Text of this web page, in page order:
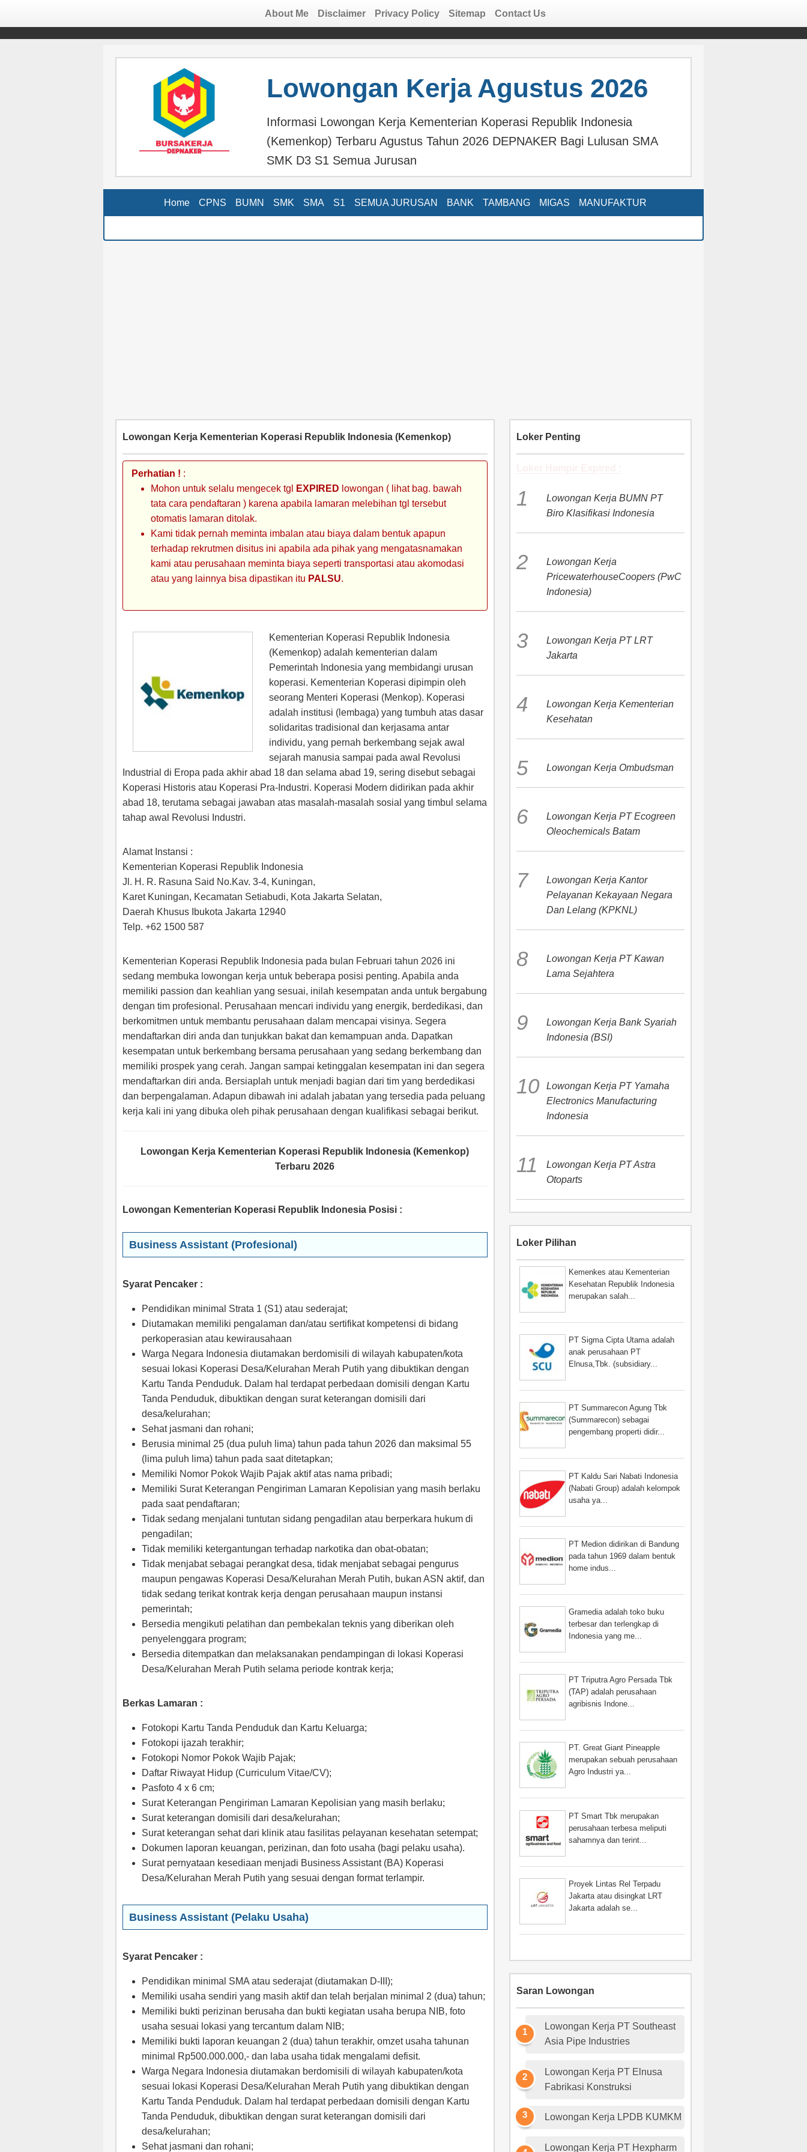
About Me Disclaimer Privacy Policy Sitemap Contact Us
Lowongan Kerja Agustus 2026
Informasi Lowongan Kerja Kementerian Koperasi Republik Indonesia
(Kemenkop) Terbaru Agustus Tahun 2026 DEPNAKER Bagi Lulusan SMA
SMK D3 S1 Semua Jurusan
Home CPNS BUMN SMK SMA S1 SEMUA JURUSAN BANK TAMBANG MIGAS MANUFAKTUR
Lowongan Kerja Kementerian Koperasi Republik Indonesia (Kemenkop)
Perhatian ! :
Mohon untuk selalu mengecek tgl
EXPIRED lowongan ( lihat bag. bawah
tata cara pendaftaran ) karena apabila lamaran melebihan tgl tersebut
otomatis lamaran ditolak.
Kami tidak pernah meminta imbalan atau biaya dalam bentuk apapun
terhadap rekrutmen disitus ini apabila ada pihak yang mengatasnamakan
kami atau perusahaan meminta biaya seperti transportasi atau akomodasi
atau yang lainnya bisa dipastikan itu PALSU.
Kementerian Koperasi Republik Indonesia
(Kemenkop) adalah kementerian dalam
Pemerintah Indonesia yang membidangi urusan
koperasi. Kementerian Koperasi dipimpin oleh
seorang Menteri Koperasi (Menkop). Koperasi
adalah institusi (lembaga) yang tumbuh atas dasar
solidaritas tradisional dan kerjasama antar
individu, yang pernah berkembang sejak awal
sejarah manusia sampai pada awal Revolusi
Industrial di Eropa pada akhir abad 18 dan selama abad 19, sering disebut sebagai
Koperasi Historis atau Koperasi Pra-Industri. Koperasi Modern didirikan pada akhir
abad 18, terutama sebagai jawaban atas masalah-masalah sosial yang timbul selama
tahap awal Revolusi Industri.
Alamat Instansi :
Kementerian Koperasi Republik Indonesia
Jl. H. R. Rasuna Said No.Kav. 3-4, Kuningan,
Karet Kuningan, Kecamatan Setiabudi, Kota Jakarta Selatan,
Daerah Khusus Ibukota Jakarta 12940
Telp. +62 1500 587
Kementerian Koperasi Republik Indonesia pada bulan Februari tahun 2026 ini
sedang membuka lowongan kerja untuk beberapa posisi penting. Apabila anda
memiliki passion dan keahlian yang sesuai, inilah kesempatan anda untuk bergabung
dengan tim profesional. Perusahaan mencari individu yang energik, berdedikasi, dan
berkomitmen untuk membantu perusahaan dalam mencapai visinya. Segera
mendaftarkan diri anda dan tunjukkan bakat dan kemampuan anda. Dapatkan
kesempatan untuk berkembang bersama perusahaan yang sedang berkembang dan
memiliki prospek yang cerah. Jangan sampai ketinggalan kesempatan ini dan segera
mendaftarkan diri anda. Bersiaplah untuk menjadi bagian dari tim yang berdedikasi
dan berpengalaman. Adapun dibawah ini adalah jabatan yang tersedia pada peluang
kerja kali ini yang dibuka oleh pihak perusahaan dengan kualifikasi sebagai berikut.
Lowongan Kerja Kementerian Koperasi Republik Indonesia (Kemenkop)
Terbaru 2026
Lowongan Kementerian Koperasi Republik Indonesia Posisi :
Business Assistant (Profesional)
Syarat Pencaker :
Pendidikan minimal Strata 1 (S1) atau sederajat;
Diutamakan memiliki pengalaman dan/atau sertifikat kompetensi di bidang
perkoperasian atau kewirausahaan
Warga Negara Indonesia diutamakan berdomisili di wilayah kabupaten/kota
sesuai lokasi Koperasi Desa/Kelurahan Merah Putih yang dibuktikan dengan
Kartu Tanda Penduduk. Dalam hal terdapat perbedaan domisili dengan Kartu
Tanda Penduduk, dibuktikan dengan surat keterangan domisili dari
desa/kelurahan;
Sehat jasmani dan rohani;
Berusia minimal 25 (dua puluh lima) tahun pada tahun 2026 dan maksimal 55
(lima puluh lima) tahun pada saat ditetapkan;
Memiliki Nomor Pokok Wajib Pajak aktif atas nama pribadi;
Memiliki Surat Keterangan Pengiriman Lamaran Kepolisian yang masih berlaku
pada saat pendaftaran;
Tidak sedang menjalani tuntutan sidang pengadilan atau berperkara hukum di
pengadilan;
Tidak memiliki ketergantungan terhadap narkotika dan obat-obatan;
Tidak menjabat sebagai perangkat desa, tidak menjabat sebagai pengurus
maupun pengawas Koperasi Desa/Kelurahan Merah Putih, bukan ASN aktif, dan
tidak sedang terikat kontrak kerja dengan perusahaan maupun instansi
pemerintah;
Bersedia mengikuti pelatihan dan pembekalan teknis yang diberikan oleh
penyelenggara program;
Bersedia ditempatkan dan melaksanakan pendampingan di lokasi Koperasi
Desa/Kelurahan Merah Putih selama periode kontrak kerja;
Berkas Lamaran :
Fotokopi Kartu Tanda Penduduk dan Kartu Keluarga;
Fotokopi ijazah terakhir;
Fotokopi Nomor Pokok Wajib Pajak;
Daftar Riwayat Hidup (Curriculum Vitae/CV);
Pasfoto 4 x 6 cm;
Surat Keterangan Pengiriman Lamaran Kepolisian yang masih berlaku;
Surat keterangan domisili dari desa/kelurahan;
Surat keterangan sehat dari klinik atau fasilitas pelayanan kesehatan setempat;
Dokumen laporan keuangan, perizinan, dan foto usaha (bagi pelaku usaha).
Surat pernyataan kesediaan menjadi Business Assistant (BA) Koperasi
Desa/Kelurahan Merah Putih yang sesuai dengan format terlampir.
Business Assistant (Pelaku Usaha)
Syarat Pencaker :
Pendidikan minimal SMA atau sederajat (diutamakan D-III);
Memiliki usaha sendiri yang masih aktif dan telah berjalan minimal 2 (dua) tahun;
Memiliki bukti perizinan berusaha dan bukti kegiatan usaha berupa NIB, foto
usaha sesuai lokasi yang tercantum dalam NIB;
Memiliki bukti laporan keuangan 2 (dua) tahun terakhir, omzet usaha tahunan
minimal Rp500.000.000,- dan laba usaha tidak mengalami defisit.
Warga Negara Indonesia diutamakan berdomisili di wilayah kabupaten/kota
sesuai lokasi Koperasi Desa/Kelurahan Merah Putih yang dibuktikan dengan
Kartu Tanda Penduduk. Dalam hal terdapat perbedaan domisili dengan Kartu
Tanda Penduduk, dibuktikan dengan surat keterangan domisili dari
desa/kelurahan;
Sehat jasmani dan rohani;
Loker Penting
Lowongan Kerja BUMN PT
Biro Klasifikasi Indonesia
Lowongan Kerja
PricewaterhouseCoopers (PwC
Indonesia)
Lowongan Kerja PT LRT
Jakarta
Lowongan Kerja Kementerian
Kesehatan
Lowongan Kerja Ombudsman
Lowongan Kerja PT Ecogreen
Oleochemicals Batam
Lowongan Kerja Kantor
Pelayanan Kekayaan Negara
Dan Lelang (KPKNL)
Lowongan Kerja PT Kawan
Lama Sejahtera
Lowongan Kerja Bank Syariah
Indonesia (BSI)
Lowongan Kerja PT Yamaha
Electronics Manufacturing
Indonesia
Lowongan Kerja PT Astra
Otoparts
Loker Pilihan
Kemenkes atau Kementerian
Kesehatan Republik Indonesia
merupakan salah...
PT Sigma Cipta Utama adalah
anak perusahaan PT
Elnusa,Tbk. (subsidiary...
PT Summarecon Agung Tbk
(Summarecon) sebagai
pengembang properti didir...
PT Kaldu Sari Nabati Indonesia
(Nabati Group) adalah kelompok
usaha ya...
PT Medion didirikan di Bandung
pada tahun 1969 dalam bentuk
home indus...
Gramedia adalah toko buku
terbesar dan terlengkap di
Indonesia yang me...
PT Triputra Agro Persada Tbk
(TAP) adalah perusahaan
agribisnis Indone...
PT. Great Giant Pineapple
merupakan sebuah perusahaan
Agro Industri ya...
PT Smart Tbk merupakan
perusahaan terbesa meliputi
sahamnya dan terint...
Proyek Lintas Rel Terpadu
Jakarta atau disingkat LRT
Jakarta adalah se...
Saran Lowongan
Lowongan Kerja PT Southeast
Asia Pipe Industries
Lowongan Kerja PT Elnusa
Fabrikasi Konstruksi
Lowongan Kerja LPDB KUMKM
Lowongan Kerja PT Hexpharm